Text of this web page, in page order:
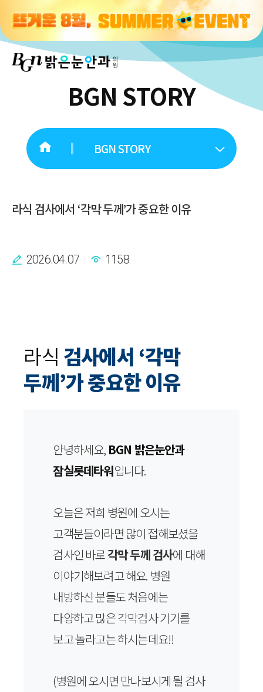
BGN STORY
BGN STORY
라식 검사에서 ‘각막 두께’가 중요한 이유
2026.04.07 1158
라식 검사에서 ‘각막
두께’가 중요한 이유
안녕하세요, BGN 밝은눈안과
잠실롯데타워입니다.
오늘은 저희 병원에 오시는
고객분들이라면 많이 접해보셨을
검사인 바로각막 두께 검사에 대해
이야기해보려고 해요. 병원
내방하신 분들도 처음에는
다양하고 많은 각막검사 기기를
보고 놀라고는 하시는데요!!
(병원에 오시면 만나보시게 될 검사